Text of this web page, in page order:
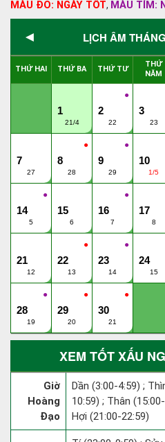
MÀU ĐỎ: NGÀY TỐT, MÀU TÍM:
◄ LỊCH ÂM
THỨ HAI THỨ BA THỨ TƯ
THỨ
NĂM
1
21/4
●
2
22
3
23
7
27
●
8
28
●
9
29
10
1/5
●
14
5
15
6
●
16
7
17
8
21
12
●
22
13
●
23
14
24
15
●
28
19
●
29
20
●
30
21
XEM TỐT XẤU
Giờ
Hoàng
Đạo
Dần (3:00-4:59) ;
10:59) ; Thân
Hợi (21:00-22:59)